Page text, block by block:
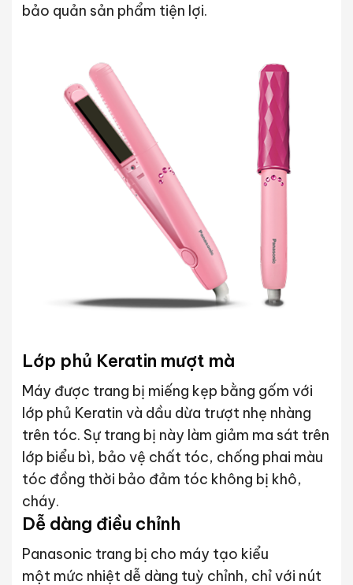
bảo quản sản phẩm tiện lợi.
Lớp phủ Keratin mượt mà
Máy được trang bị miếng kẹp bằng gốm với
lớp phủ Keratin và dầu dừa trượt nhẹ nhàng
trên tóc. Sự trang bị này làm giảm ma sát trên
lớp biểu bì, bảo vệ chất tóc, chống phai màu
tóc đồng thời bảo đảm tóc không bị khô,
cháy.
Dễ dàng điều chỉnh
Panasonic trang bị cho máy tạo kiểu
một mức nhiệt dễ dàng tuỳ chỉnh, chỉ với nút